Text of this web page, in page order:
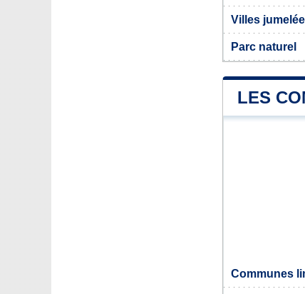
Villes
Parc naturel
LES
Communes